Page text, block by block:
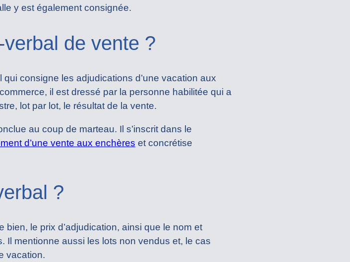
y est également consignée.
verbal de vente ?
consigne les adjudications d’une vacation aux
il est dressé par la personne habilitée qui a
lot par lot, le résultat de la vente.
au coup de marteau. Il s’inscrit dans le
d’une vente aux enchères et concrétise
?
le prix d’adjudication, ainsi que le nom et
Il mentionne aussi les lots non vendus et, le cas
vacation.